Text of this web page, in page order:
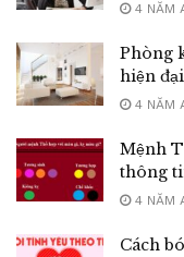
4 NĂM
Phòng
hiện
4 NĂM
Mệnh
thông
4 NĂM
Cách